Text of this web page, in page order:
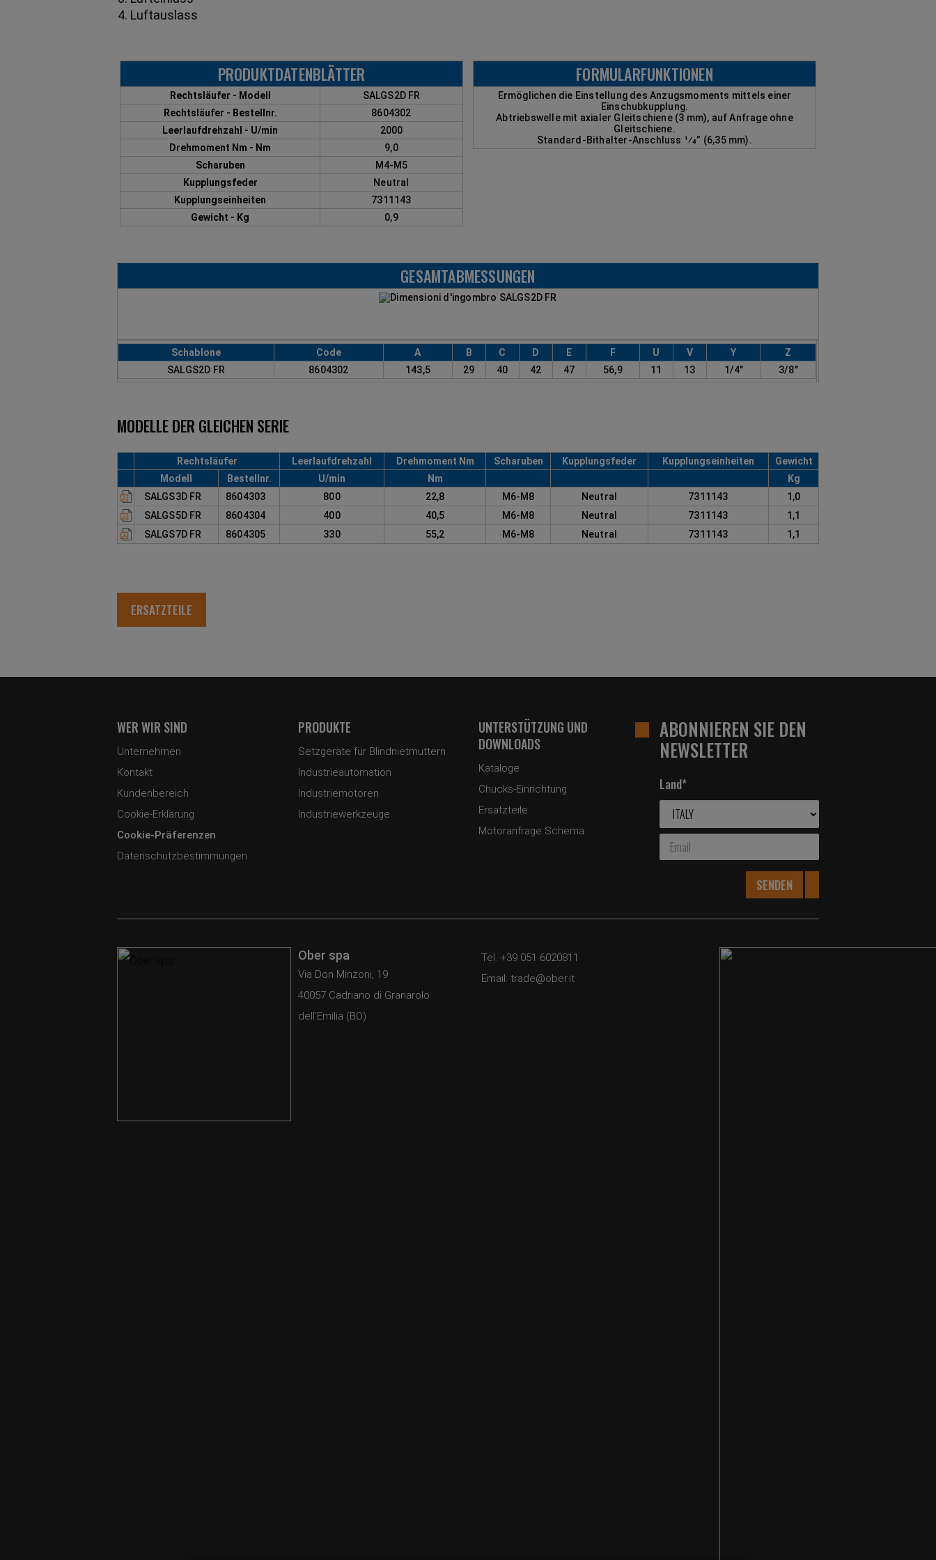
4. Luftauslass
PRODUKTDATENBLÄTTER
Rechtsläufer - Modell
SALGS2D FR
Rechtsläufer - Bestellnr.
8604302
Leerlaufdrehzahl - U/min
2000
Drehmoment Nm - Nm
9,0
Scharuben
M4-M5
Kupplungsfeder
Neutral
Kupplungseinheiten
7311143
Gewicht - Kg
0,9
FORMULARFUNKTIONEN
Ermöglichen die Einstellung des Anzugsmoments mittels einer
Einschubkupplung.
Abtriebswelle mit axialer Gleitschiene (3 mm), auf Anfrage ohne
Gleitschiene.
Standard-Bithalter-Anschluss 1⁄4” (6,35 mm).
GESAMTABMESSUNGEN
Schablone Code A B C D E F U V Y
Z
SALGS2D FR
8604302 143,5 29 40 42 47 56,9 11 13 1/4" 3/8"
MODELLE DER GLEICHEN SERIE
Rechtsläufer Leerlaufdrehzahl Drehmoment Nm Scharuben Kupplungsfeder Kupplungseinheiten
Gewicht
Modell
Bestellnr. U/min Nm
Kg
SALGS3D FR
8604303 800 22,8 M6-M8 Neutral 7311143
1,0
SALGS5D FR
8604304 400 40,5 M6-M8 Neutral 7311143
1,1
SALGS7D FR
8604305 330 55,2 M6-M8 Neutral 7311143 1,1
ERSATZTEILE
WER WIR SIND
Unternehmen
Kontakt
Kundenbereich
Cookie-Erklärung
Cookie-Präferenzen
Datenschutzbestimmungen
PRODUKTE
Setzgeräte für Blindnietmuttern
Industrieautomation
Industriemotoren
Industriewerkzeuge
UNTERSTÜTZUNG UND
DOWNLOADS
Kataloge
Chucks-Einrichtung
Ersatzteile
Motoranfrage Schema
ABONNIEREN SIE DEN
NEWSLETTER
Land*
SENDEN
Ober spa
Via Don Minzoni, 19
40057 Cadriano di Granarolo
dell'Emilia (BO)
Tel. +39 051 6020811
Email: trade@ober.it